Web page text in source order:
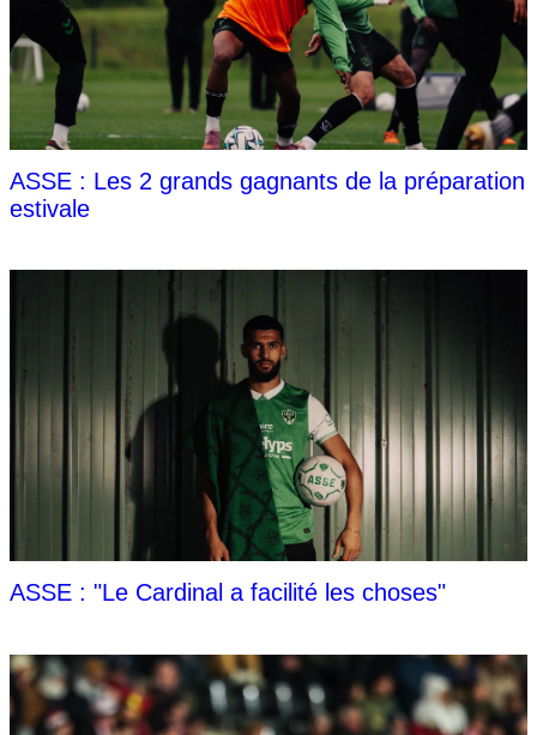
ASSE : Les 2 grands gagnants de la préparation
estivale
ASSE : "Le Cardinal a facilité les choses"